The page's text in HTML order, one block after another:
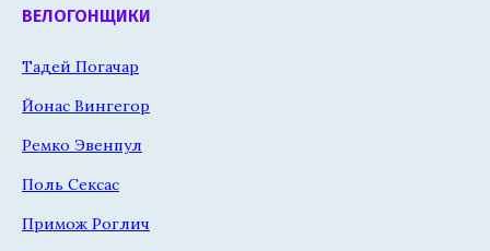
ВЕЛОГОНЩИКИ
Тадей Погачар
Йонас Вингегор
Ремко Эвенпул
Поль Сексас
Примож Роглич